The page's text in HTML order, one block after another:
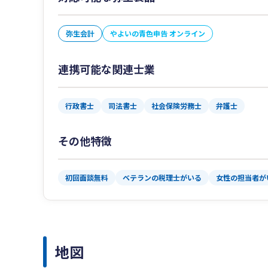
弥生会計 やよいの青色申告 オンライン
連携可能な関連士業
行政書士 司法書士 社会保険労務士 弁護士
その他特徴
初回面談無料 ベテランの税理士がいる 女性の担当者
地図